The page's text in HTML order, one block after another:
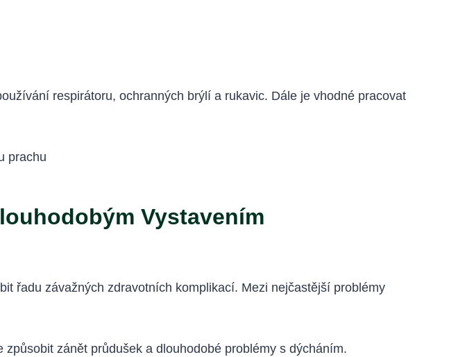
respirátoru, ochranných brýlí a rukavic. Dále je vhodné pracovat
Vystavením
řadu závažných zdravotních komplikací. Mezi nejčastější problémy
zánět průdušek a dlouhodobé problémy s dýcháním.